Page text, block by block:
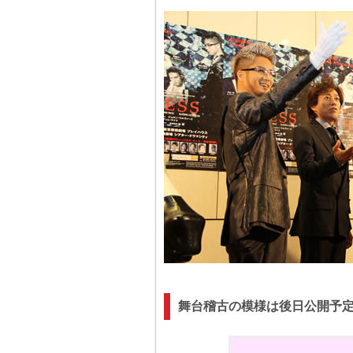
舞台稽古の模様は後日公開予